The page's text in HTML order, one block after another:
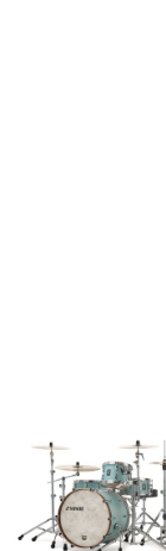
コーディング機器